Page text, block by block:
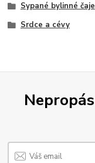
Sypané bylinné čaje
Srdce a cévy